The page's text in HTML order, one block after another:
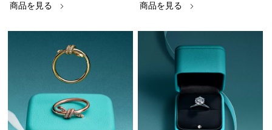
商品を見る 商品を見る